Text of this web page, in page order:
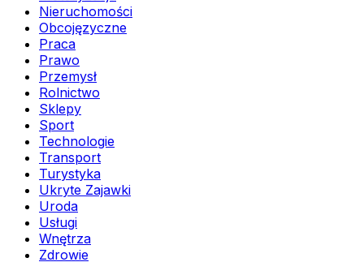
Nieruchomości
Obcojęzyczne
Praca
Prawo
Przemysł
Rolnictwo
Sklepy
Sport
Technologie
Transport
Turystyka
Ukryte Zajawki
Uroda
Usługi
Wnętrza
Zdrowie